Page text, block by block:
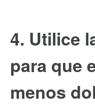
4. Utilice
para que
menos